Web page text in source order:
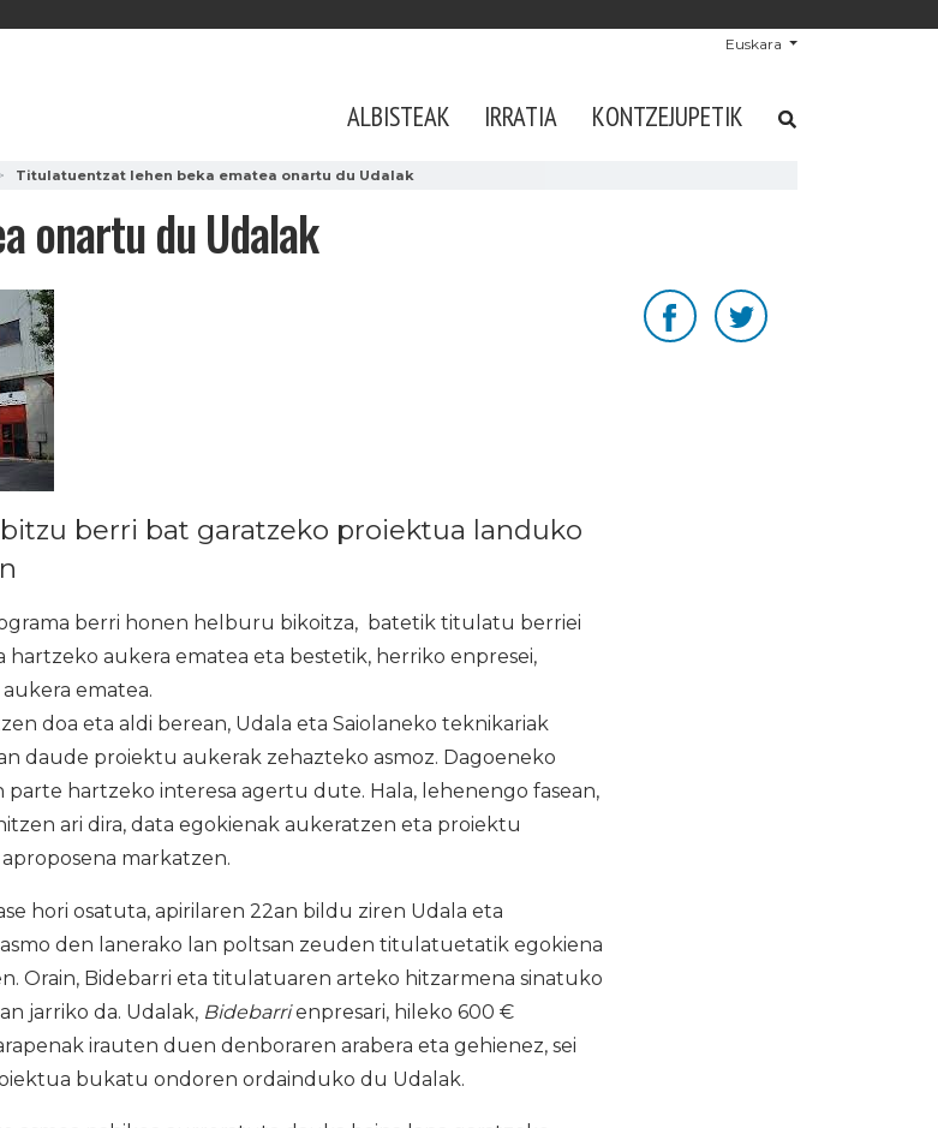
Euskara
ALBISTEAK IRRATIA KONTZEJUPETIK
Titulatuentzat lehen beka ematea onartu du Udalak
onartu du Udalak
berri bat garatzeko proiektua landuko
berri honen helburu bikoitza, batetik titulatu berriei
aukera ematea eta bestetik, herriko enpresei,
ematea.
doa eta aldi berean, Udala eta Saiolaneko teknikariak
daude proiektu aukerak zehazteko asmoz. Dagoeneko
parte hartzeko interesa agertu dute. Hala, lehenengo fasean,
ari dira, data egokienak aukeratzen eta proiektu
markatzen.
hori osatuta, apirilaren 22an bildu ziren Udala eta
den lanerako lan poltsan zeuden titulatuetatik egokiena
Orain, Bidebarri eta titulatuaren arteko hitzarmena sinatuko
jarriko da. Udalak, Bidebarrienpresari, hileko 600 €
irauten duen denboraren arabera eta gehienez, sei
bukatu ondoren ordainduko du Udalak.